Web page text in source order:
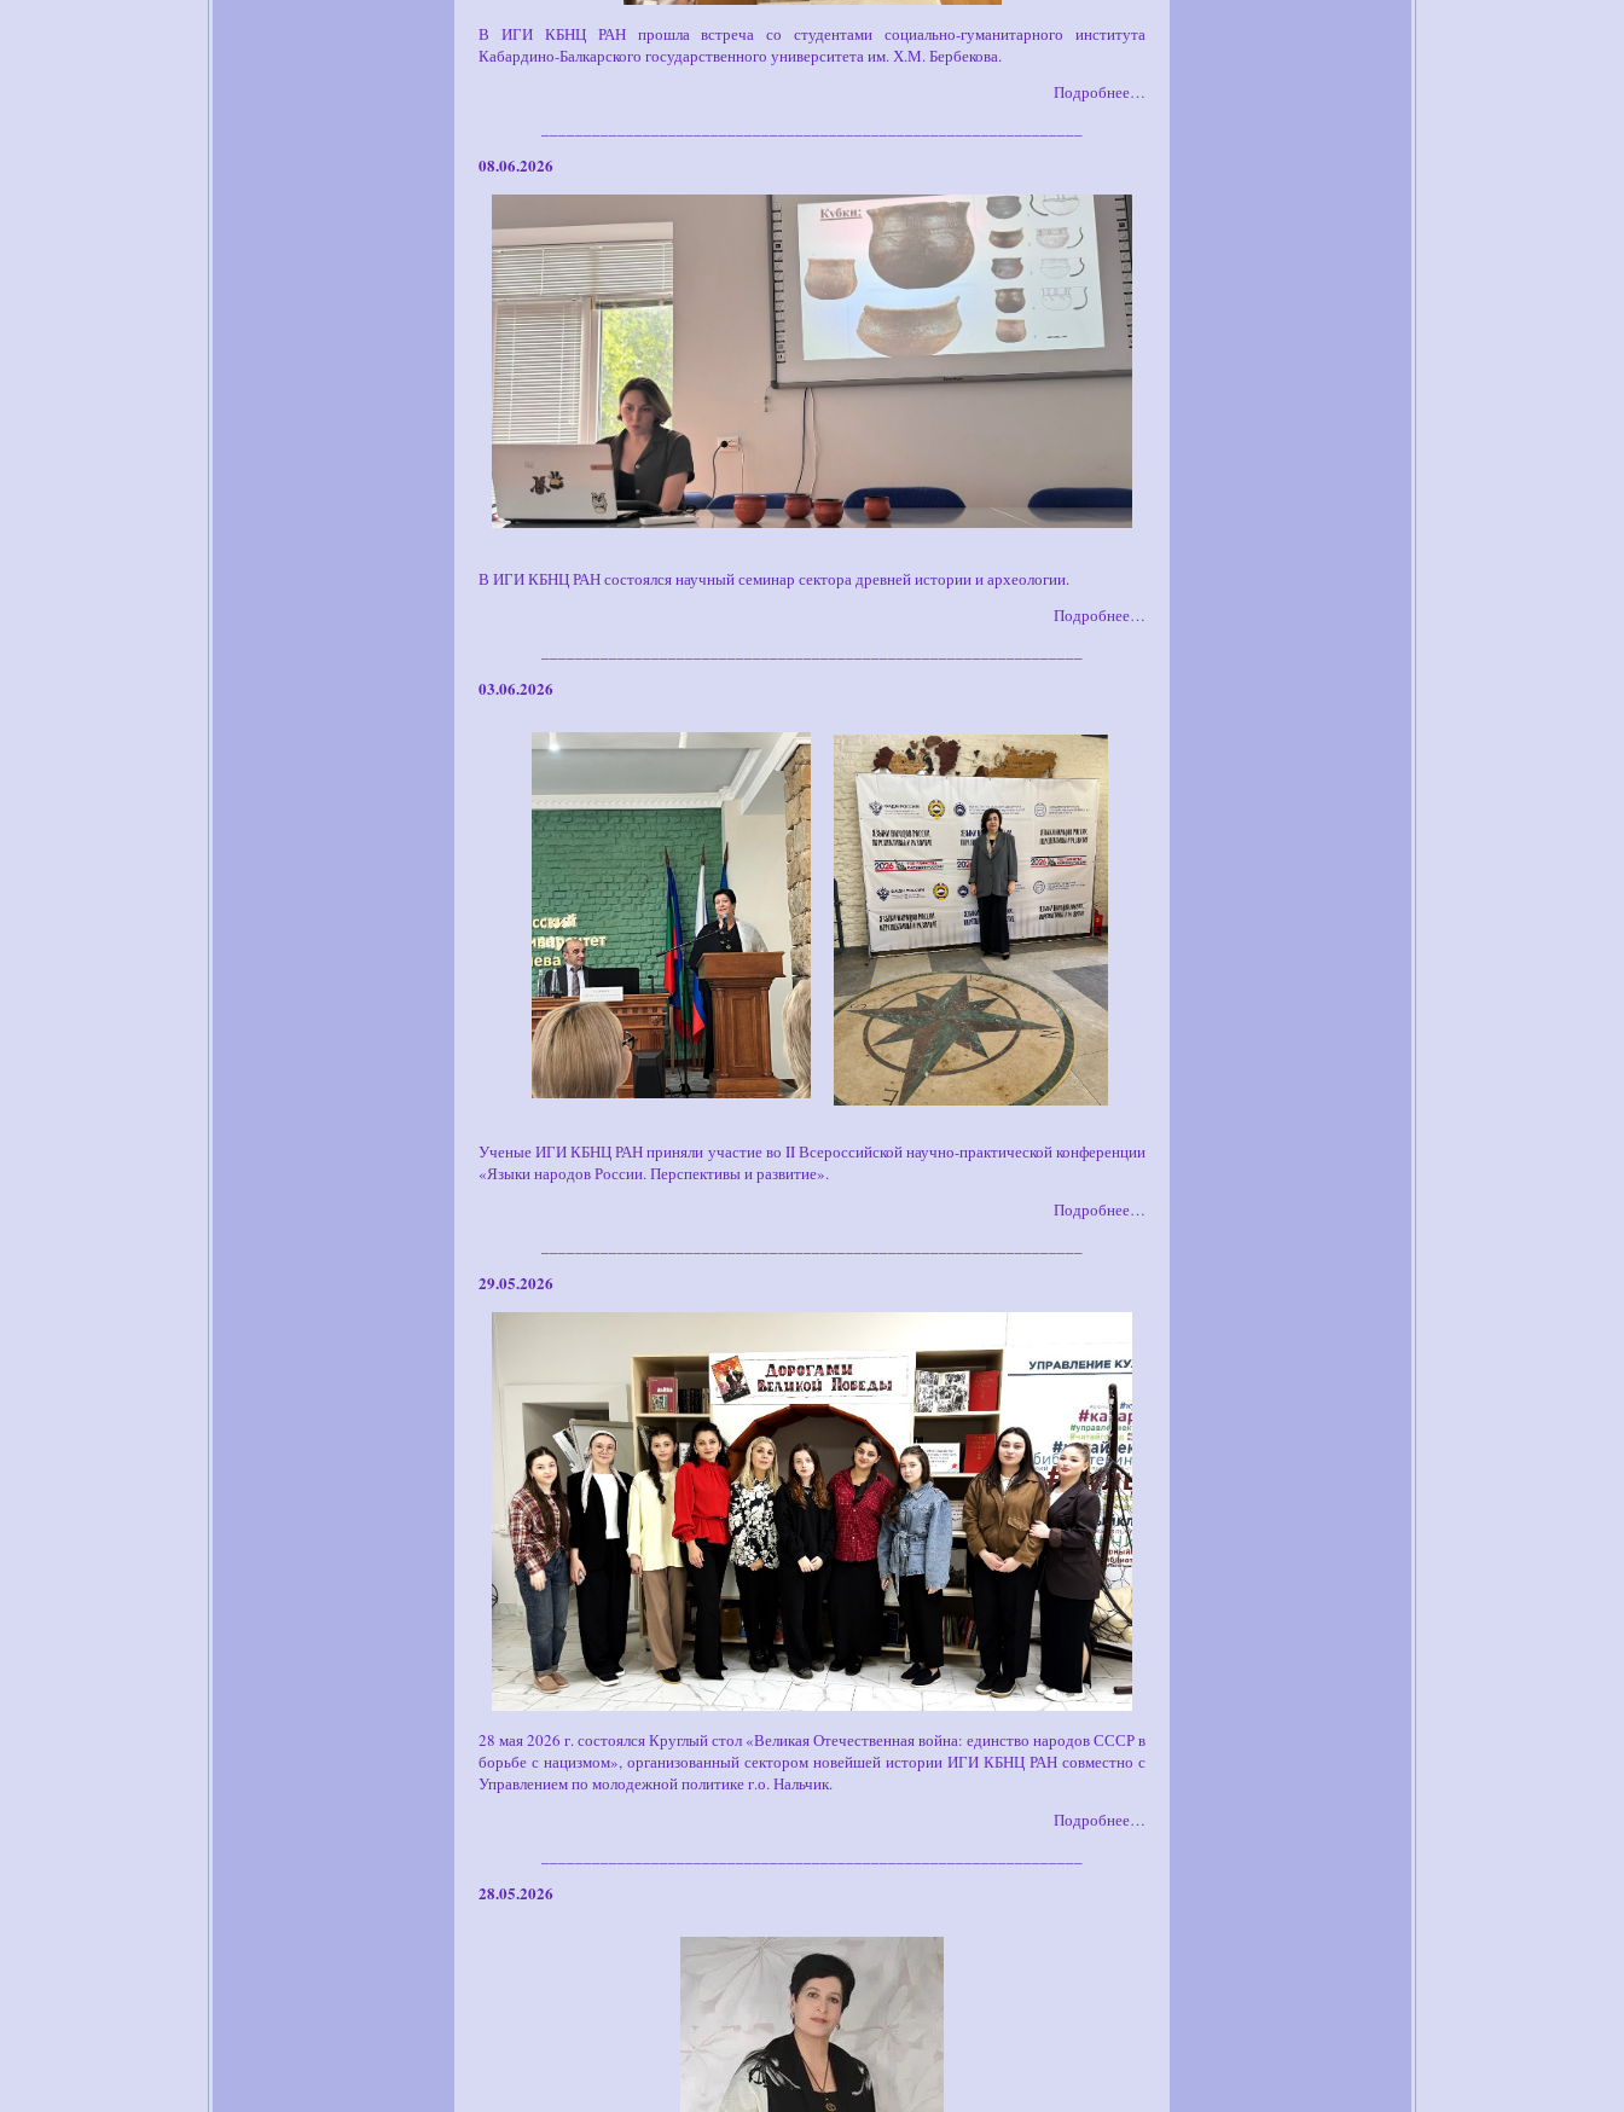
В ИГИ КБНЦ РАН прошла встреча со студентами социально-гуманитарного института
Кабардино-Балкарского государственного университета им. Х.М. Бербекова.
Подробнее…
08.06.2026
В ИГИ КБНЦ РАН состоялся научный семинар сектора древней истории и археологии.
Подробнее…
03.06.2026
Ученые ИГИ КБНЦ РАН приняли участие во II Всероссийской научно-практической конференции
«Языки народов России. Перспективы и развитие».
Подробнее…
29.05.2026
28 мая 2026 г. состоялся Круглый стол «Великая Отечественная война: единство народов СССР в
борьбе с нацизмом», организованный сектором новейшей истории ИГИ КБНЦ РАН совместно с
Управлением по молодежной политике г.о. Нальчик.
Подробнее…
28.05.2026